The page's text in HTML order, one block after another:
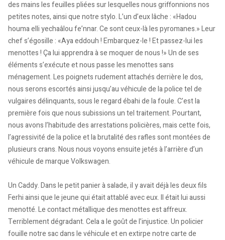
des mains les feuilles pliées sur lesquelles nous griffonnions nos
petites notes, ainsi que notre stylo. L’un d’eux lâche : «Hadou
houma elli yechaâlou fe’nnar. Ce sont ceux-là les pyromanes.» Leur
chef s’égosille : «Aya eddouh ! Embarquez-le ! Et passez-lui les
menottes ! Ça lui apprendra à se moquer de nous !» Un de ses
éléments s’exécute et nous passe les menottes sans
ménagement. Les poignets rudement attachés derrière le dos,
nous serons escortés ainsi jusqu’au véhicule de la police tel de
vulgaires délinquants, sous le regard ébahi de la foule. C’est la
première fois que nous subissions un tel traitement. Pourtant,
nous avons l’habitude des arrestations policières, mais cette fois,
l’agressivité de la police et la brutalité des rafles sont montées de
plusieurs crans. Nous nous voyons ensuite jetés à l’arrière d’un
véhicule de marque Volkswagen.
Un Caddy. Dans le petit panier à salade, il y avait déjà les deux fils
Ferhi ainsi que le jeune qui était attablé avec eux. Il était lui aussi
menotté. Le contact métallique des menottes est affreux.
Terriblement dégradant. Cela a le goût de l’injustice. Un policier
fouille notre sac dans le véhicule et en extirpe notre carte de